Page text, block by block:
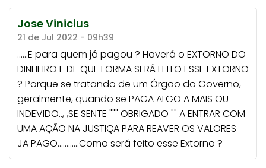
Jose Vinicius
21 de Jul 2022 - 09h39
......E para quem já pagou ? Haverá o EXTORNO DO
DINHEIRO E DE QUE FORMA SERÁ FEITO ESSE EXTORNO
? Porque se tratando de um Órgão do Governo,
geralmente, quando se PAGA ALGO A MAIS OU
INDEVIDO.., ,SE SENTE """ OBRIGADO "" A ENTRAR COM
UMA AÇÃO NA JUSTIÇA PARA REAVER OS VALORES
JA PAGO............Como será feito esse Extorno ?